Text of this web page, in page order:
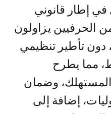
إطار قانوني
الحرفيين يزاولون
تأطير تنظيمي
مما يطرح
المستهلك، وضمان
إضافة إلى